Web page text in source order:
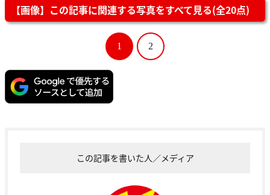
【画像】この記事に関連する写真をすべて見る(全20点)
1 2
この記事を書いた人／メディア